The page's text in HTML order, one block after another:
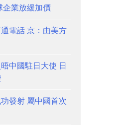
企業放緩加價
電話 京：由美方
中國駐日大使 日
發射 屬中國首次